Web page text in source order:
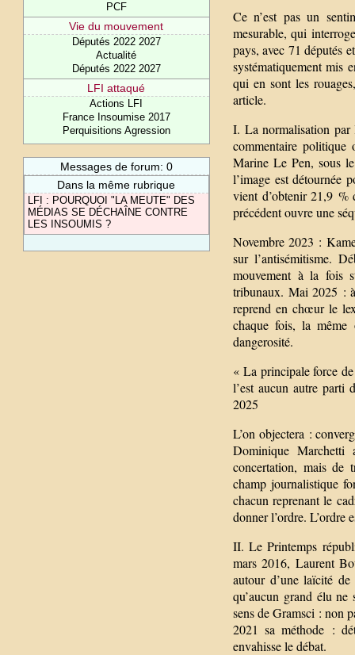
PCF
Vie du mouvement
Députés 2022 2027
Actualité
Députés 2022 2027
LFI attaqué
Actions LFI
France Insoumise 2017
Perquisitions Agression
Messages de forum: 0
Dans la même rubrique
LFI : POURQUOI "LA MEUTE" DES
MÉDIAS SE DÉCHAÎNE CONTRE
LES INSOUMIS ?
Ce n’est pas un
mesurable, qui
pays, avec 71 députés
systématiquement mis
qui en sont les
article.
I. La normalisation
commentaire
Marine Le Pen, sous
l’image est détournée
vient d’obtenir 21,9 %
précédent ouvre une
Novembre 2023 :
sur l’antisémitisme.
mouvement à la fois
tribunaux. Mai 2025 :
reprend en chœur le
chaque fois, la
dangerosité.
« La principale force de
l’est aucun autre
2025
L’on objectera :
Dominique Marchetti
concertation, mais de
champ journalistique
chacun reprenant le
donner l’ordre. L’ordre
II. Le Printemps
mars 2016, Laurent
autour d’une laïcité
qu’aucun grand élu ne
sens de Gramsci : non
2021 sa méthode :
envahisse le débat.